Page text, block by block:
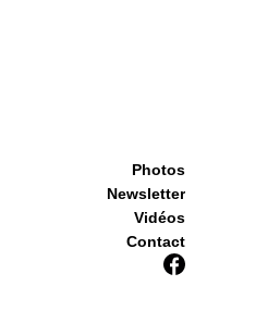
Photos
Newsletter
Vidéos
Contact